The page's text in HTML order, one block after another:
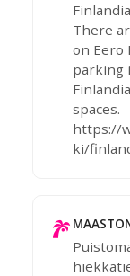
There
on Eero
parking
spaces.
https://
ki/